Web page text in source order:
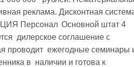
штат 4
проводит  ежегодные семинары
в  наличии и готова к